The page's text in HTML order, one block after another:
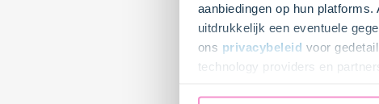
aanbiedingen op hun
uitdrukkelijk een eventuele
ons privacybeleid voor
technology providers en
Gemiddeld